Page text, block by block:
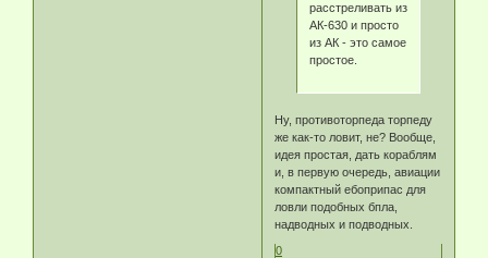
расстреливать из
АК-630 и просто
из АК - это самое
простое.
Ну, противоторпеда торпеду
же как-то ловит, не? Вообще,
идея простая, дать кораблям
и, в первую очередь, авиации
компактный ебоприпас для
ловли подобных бпла,
надводных и подводных.
0